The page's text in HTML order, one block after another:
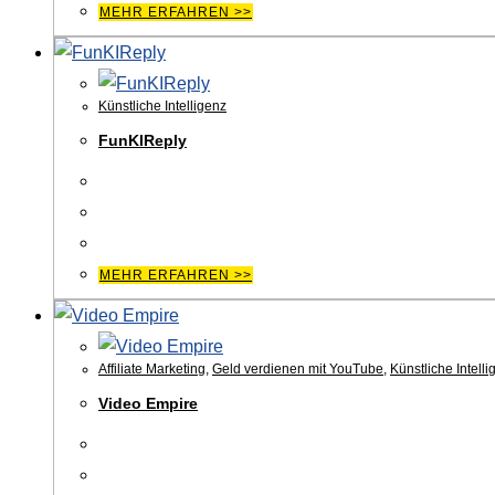
MEHR ERFAHREN >>
Künstliche Intelligenz
FunKIReply
MEHR ERFAHREN >>
Affiliate Marketing Geld verdienen mit YouTube Künstliche
Video Empire